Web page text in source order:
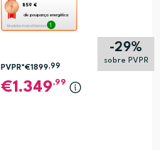
859 €
de poupança energética
Modelos mais eficientes 1
Esta
ação
de
-29%
sobre PVPR
PVPR*€1899,99
1.349,99